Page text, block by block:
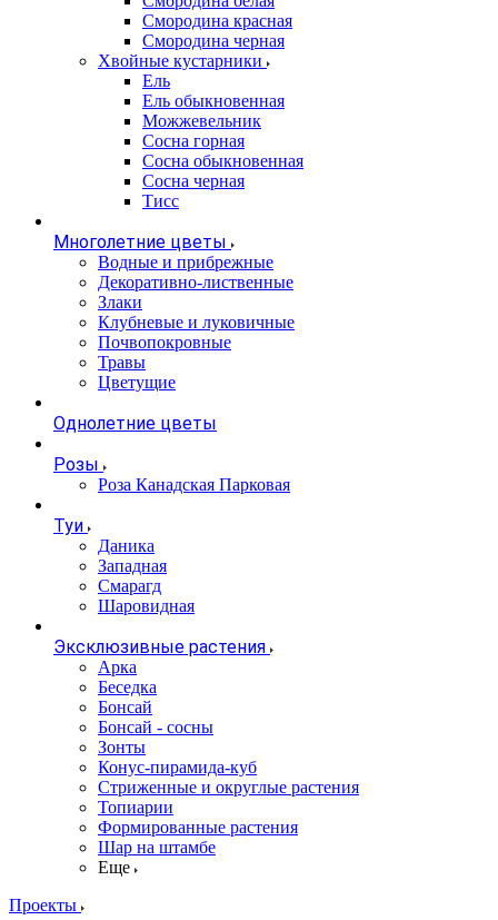
Смородина красная
Смородина черная
Хвойные кустарники
Ель
Ель обыкновенная
Можжевельник
Сосна горная
Сосна обыкновенная
Сосна черная
Тисс
Многолетние цветы
Водные и прибрежные
Декоративно-лиственные
Злаки
Клубневые и луковичные
Почвопокровные
Травы
Цветущие
Однолетние цветы
Розы
Роза Канадская Парковая
Туи
Даника
Западная
Смарагд
Шаровидная
Эксклюзивные растения
Арка
Беседка
Бонсай
Бонсай - сосны
Зонты
Конус-пирамида-куб
Стриженные и округлые растения
Топиарии
Формированные растения
Шар на штамбе
Еще
Проекты